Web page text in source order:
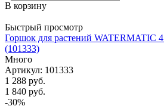
В корзину
Быстрый просмотр
Горшок для растений WATERMATIC
(101333)
Много
Артикул: 101333
1 288 руб.
1 840 руб.
-30%